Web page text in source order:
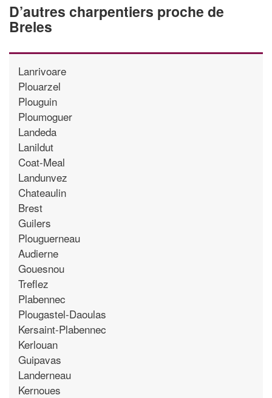
D’autres charpentiers proche de
Breles
Lanrivoare
Plouarzel
Plouguin
Ploumoguer
Landeda
Lanildut
Coat-Meal
Landunvez
Chateaulin
Brest
Guilers
Plouguerneau
Audierne
Gouesnou
Treflez
Plabennec
Plougastel-Daoulas
Kersaint-Plabennec
Kerlouan
Guipavas
Landerneau
Kernoues